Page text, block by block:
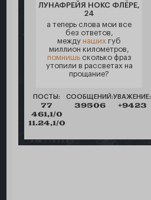
ЛУНАФРЕЙЯ НОКС ФЛЁРЕ,
24
а теперь слова мои все
без ответов,
между наших губ
миллион километров,
помнишьсколько фраз
утопили в рассветах на
прощание?
ПОСТЫ:
77
461,1/0
11.24,1/0
СООБЩЕНИЙ:
39506
УВАЖЕНИЕ:
+9423